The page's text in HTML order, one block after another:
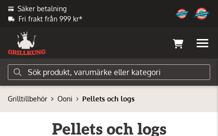
Säker betalning
Fri frakt från 999 kr*
Grilltillbehör Ooni Pellets och logs
Pellets och logs